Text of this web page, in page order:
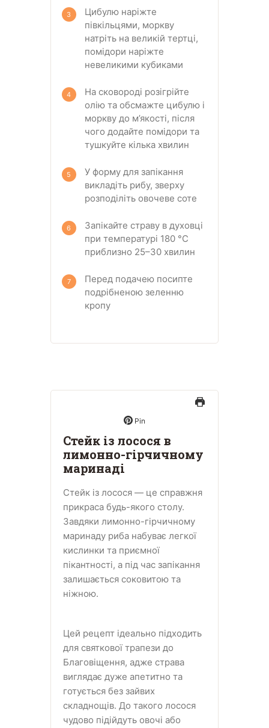
Цибулю наріжте
півкільцями, моркву
натріть на великій тертці,
помідори наріжте
невеликими кубиками
На сковороді розігрійте
олію та обсмажте цибулю і
моркву до м’якості, після
чого додайте помідори та
тушкуйте кілька хвилин
У форму для запікання
викладіть рибу, зверху
розподіліть овочеве соте
Запікайте страву в духовці
при температурі 180 °C
приблизно 25–30 хвилин
Перед подачею посипте
подрібненою зеленню
кропу
Pin
Стейк із лосося в
лимонно-гірчичному
маринаді
Стейк із лосося — це справжня
прикраса будь-якого столу.
Завдяки лимонно-гірчичному
маринаду риба набуває легкої
кислинки та приємної
пікантності, а під час запікання
залишається соковитою та
ніжною.
Цей рецепт ідеально підходить
для святкової трапези до
Благовіщення, адже страва
виглядає дуже апетитно та
готується без зайвих
складнощів. До такого лосося
чудово підійдуть овочі або